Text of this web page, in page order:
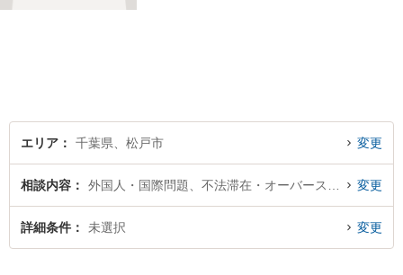
エリア 千葉県、松戸市 変更
相談内容 変更
詳細条件 未選択 変更